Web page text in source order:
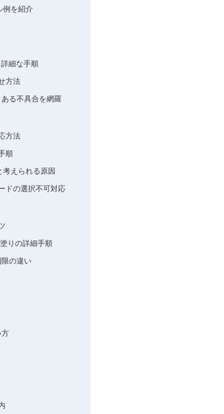
例を紹介
細な手順
方法
る不具合を網羅
方法
順
考えられる原因
ドの選択不可対応
りの詳細手順
の違い
方